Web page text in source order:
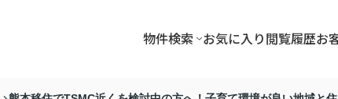
物件検索 お気に入り閲覧履歴お